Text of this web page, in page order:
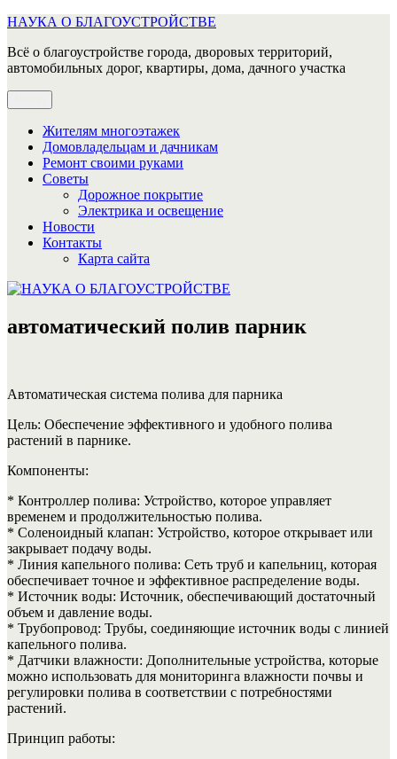
Перейти
содержимому
НАУКА О БЛАГОУСТРОЙСТВЕ
Всё о благоустройстве города, дворовых территорий,
автомобильных дорог, квартиры, дома, дачного участка
Жителям многоэтажек
Домовладельцам и дачникам
Ремонт своими руками
Советы
Дорожное покрытие
Электрика и освещение
Новости
Контакты
Карта сайта
автоматический полив парник
Автоматическая система полива для парника
Цель: Обеспечение эффективного и удобного полива
растений в парнике.
Компоненты:
* Контроллер полива: Устройство, которое управляет
временем и продолжительностью полива.
* Соленоидный клапан: Устройство, которое открывает или
закрывает подачу воды.
* Линия капельного полива: Сеть труб и капельниц, которая
обеспечивает точное и эффективное распределение воды.
* Источник воды: Источник, обеспечивающий достаточный
объем и давление воды.
* Трубопровод: Трубы, соединяющие источник воды с линией
капельного полива.
* Датчики влажности: Дополнительные устройства, которые
можно использовать для мониторинга влажности почвы и
регулировки полива в соответствии с потребностями
растений.
Принцип работы: